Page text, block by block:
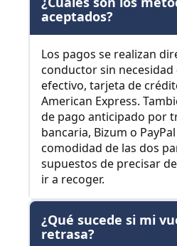
aceptados?
Los pagos se realizan
conductor sin necesidad
efectivo, tarjeta de
American Express.
de pago anticipado por
bancaria, Bizum o
comodidad de las dos
supuestos de precisar
ir a recoger.
¿Qué sucede si mi
retrasa?